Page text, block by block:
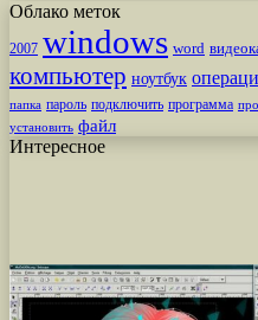
Облако меток
2007 windows word
компьютер ноутбук
папка пароль подключить программа
установить файл
Интересное